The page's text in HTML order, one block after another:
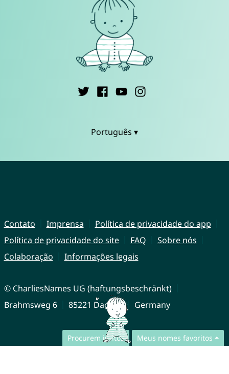
Procurem juntos Meus nomes favoritos
Português ▾
Contato Imprensa
Política de privacidade do app
Política de privacidade do site
FAQ
Sobre nós
Colaboração
Informações legais
© CharliesNames UG (haftungsbeschränkt)
Brahmsweg 6
85221 Dachau Germany